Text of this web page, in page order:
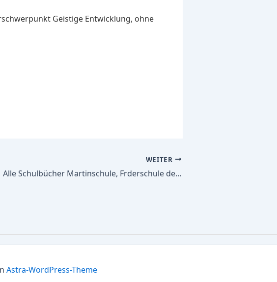
Geistige Entwicklung, ohne
WEITER
Alle Schulbücher Martinschule, Frderschule des Kreises Gtersloh m.d. FSP Lernen u.Emot.u.soz. Entw. -Primar- und Sekundarstufe I –
Astra-WordPress-Theme